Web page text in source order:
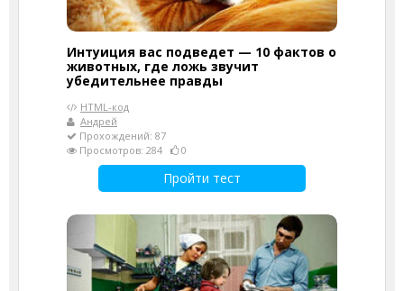
Интуиция вас подведет — 10 фактов о
животных, где ложь звучит
убедительнее правды
HTML-код
Андрей
Прохождений: 87
Просмотров: 284
0
Пройти тест